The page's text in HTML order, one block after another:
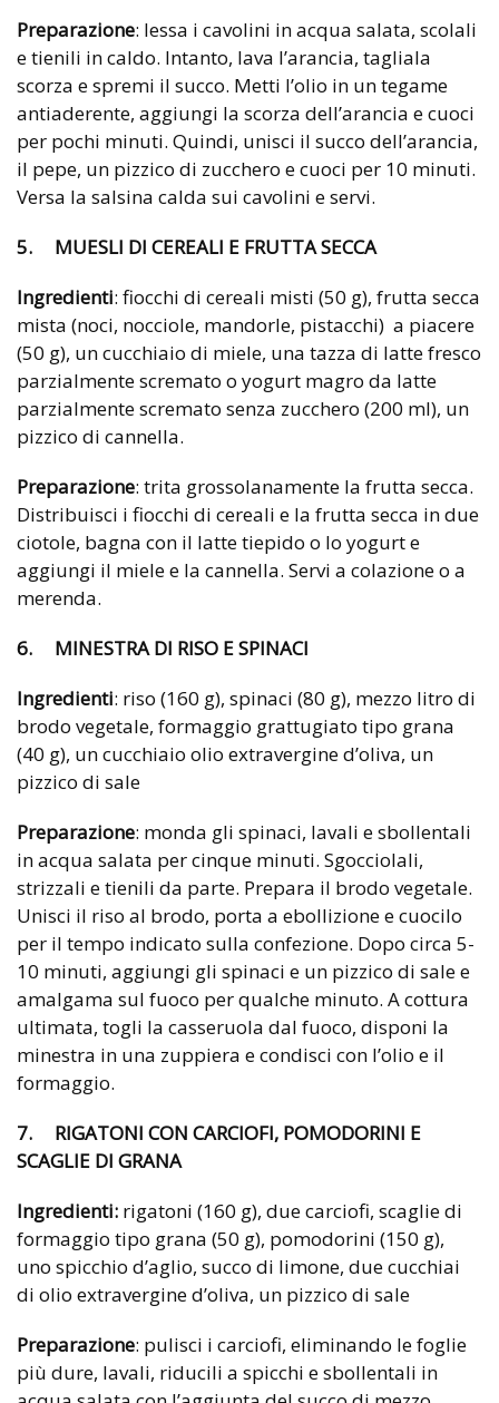
Preparazione: lessa i cavolini in acqua salata, scolali
e tienili in caldo. Intanto, lava l’arancia, tagliala
scorza e spremi il succo. Metti l’olio in un tegame
antiaderente, aggiungi la scorza dell’arancia e cuoci
per pochi minuti. Quindi, unisci il succo dell’arancia,
il pepe, un pizzico di zucchero e cuoci per 10 minuti.
Versa la salsina calda sui cavolini e servi.
5. MUESLI DI CEREALI E FRUTTA SECCA
Ingredienti: fiocchi di cereali misti (50 g), frutta secca
mista (noci, nocciole, mandorle, pistacchi) a piacere
(50 g), un cucchiaio di miele, una tazza di latte fresco
parzialmente scremato o yogurt magro da latte
parzialmente scremato senza zucchero (200 ml), un
pizzico di cannella.
Preparazione: trita grossolanamente la frutta secca.
Distribuisci i fiocchi di cereali e la frutta secca in due
ciotole, bagna con il latte tiepido o lo yogurt e
aggiungi il miele e la cannella. Servi a colazione o a
merenda.
6. MINESTRA DI RISO E SPINACI
Ingredienti: riso (160 g), spinaci (80 g), mezzo litro di
brodo vegetale, formaggio grattugiato tipo grana
(40 g), un cucchiaio olio extravergine d’oliva, un
pizzico di sale
Preparazione: monda gli spinaci, lavali e sbollentali
in acqua salata per cinque minuti. Sgocciolali,
strizzali e tienili da parte. Prepara il brodo vegetale.
Unisci il riso al brodo, porta a ebollizione e cuocilo
per il tempo indicato sulla confezione. Dopo circa 5-
10 minuti, aggiungi gli spinaci e un pizzico di sale e
amalgama sul fuoco per qualche minuto. A cottura
ultimata, togli la casseruola dal fuoco, disponi la
minestra in una zuppiera e condisci con l’olio e il
formaggio.
7. RIGATONI CON CARCIOFI, POMODORINI E
SCAGLIE DI GRANA
Ingredienti: rigatoni (160 g), due carciofi, scaglie di
formaggio tipo grana (50 g), pomodorini (150 g),
uno spicchio d’aglio, succo di limone, due cucchiai
di olio extravergine d’oliva, un pizzico di sale
Preparazione: pulisci i carciofi, eliminando le foglie
più dure, lavali, riducili a spicchi e sbollentali in